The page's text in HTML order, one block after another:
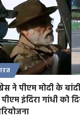
ने पीएम मोदी के
पीएम इंदिरा गांधी को